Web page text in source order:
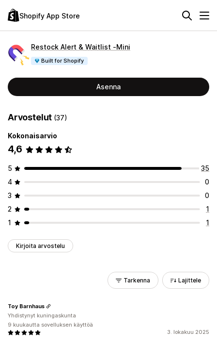
Shopify App Store
Restock Alert & Waitlist ‑Mini
Built for Shopify
Asenna
Arvostelut (37)
Kokonaisarvio
4,6
5
35
4
0
3
0
2
1
1
1
Kirjoita arvostelu
Tarkenna Lajittele
3. lokakuu 2025
Toy Barnhaus
Yhdistynyt kuningaskunta
9 kuukautta sovelluksen käyttöä